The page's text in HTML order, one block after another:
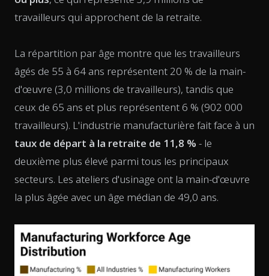
travailleurs qui approchent de la retraite.
La répartition par âge montre que les travailleurs
âgés de 55 à 64 ans représentent 20 % de la main-
d'œuvre (3,0 millions de travailleurs), tandis que
ceux de 65 ans et plus représentent 6 % (902 000
travailleurs). L'industrie manufacturière fait face à un
taux de départ à la retraite de 11,8 % - le
deuxième plus élevé parmi tous les principaux
secteurs. Les ateliers d'usinage ont la main-d'œuvre
la plus âgée avec un âge médian de 49,0 ans.